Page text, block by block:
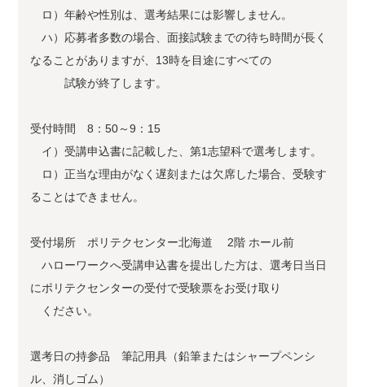
ロ）年齢や性別は、選考結果には影響しません。
ハ）応募者多数の場合、面接試験までの待ち時間が長く
なることがありますが、13時を目途にすべての
試験が終了します。
受付時間 8：50～9：15
イ）受講申込書に記載した、第1志望科で選考します。
ロ）正当な理由がなく遅刻または欠席した場合、受験す
ることはできません。
受付場所 ポリテクセンター北海道 2階 ホール前
ハローワークへ受講申込書を提出した方は、選考日当日
にポリテクセンターの受付で受験票をお受け取り
ください。
選考日の持参品 筆記用具（鉛筆またはシャープペンシ
ル、消しゴム）